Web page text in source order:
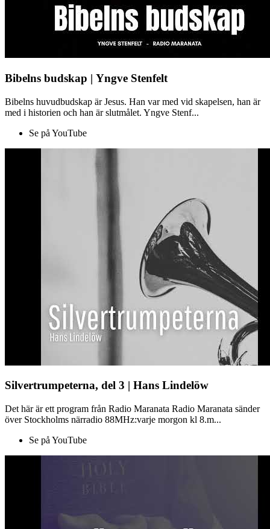
Bibelns budskap | Yngve Stenfelt
Bibelns huvudbudskap är Jesus. Han var med vid skapelsen, han är
med i historien och han är slutmålet. Yngve Stenf...
Se på YouTube
Silvertrumpeterna, del 3 | Hans Lindelöw
Det här är ett program från Radio Maranata Radio Maranata sänder
över Stockholms närradio 88MHz:varje morgon kl 8.m...
Se på YouTube